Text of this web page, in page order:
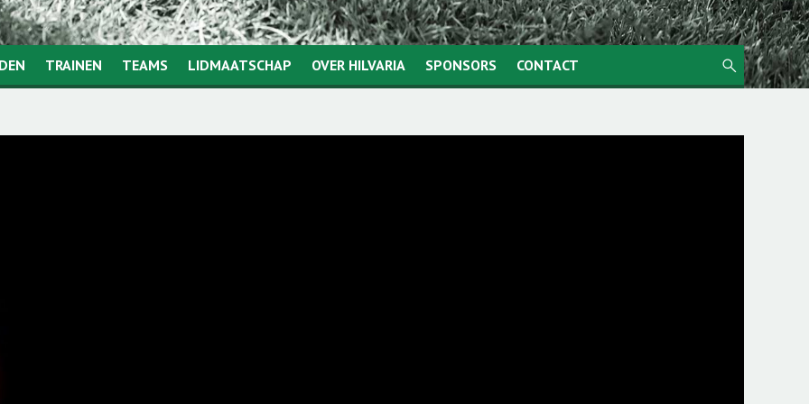
TRAINEN TEAMS LIDMAATSCHAP OVER HILVARIA SPONSORS CONTACT search